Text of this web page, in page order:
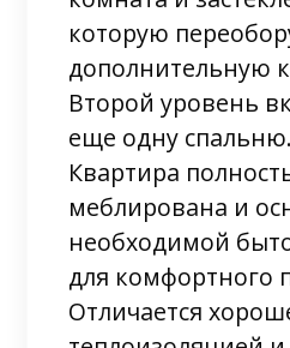
которую
дополнительную
Второй уровень
еще одну спальню.
Квартира
меблирована и
необходимой
для комфортного
Отличается